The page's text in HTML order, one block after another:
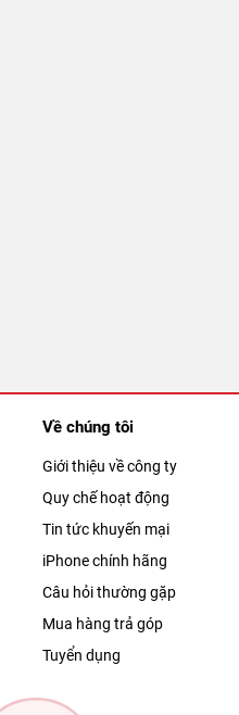
Về chúng tôi
Giới thiệu về công ty
Quy chế hoạt động
Tin tức khuyến mại
iPhone chính hãng
Câu hỏi thường gặp
Mua hàng trả góp
Tuyển dụng